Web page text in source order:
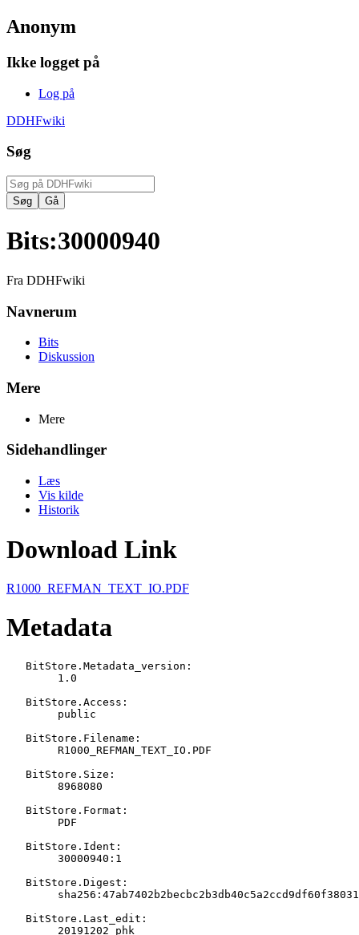
Anonym
Ikke logget på
Log på
DDHFwiki
Søg
Bits:30000940
Fra DDHFwiki
Navnerum
Bits
Diskussion
Mere
Mere
Sidehandlinger
Læs
Vis kilde
Historik
Download Link
R1000_REFMAN_TEXT_IO.PDF
Metadata
   BitStore.Metadata_version:
   BitStore.Access:
   BitStore.Filename:
   BitStore.Size:
   BitStore.Format:
   BitStore.Ident:
   BitStore.Digest:
   BitStore.Last_edit: